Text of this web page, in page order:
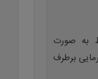
به صورت
برطرف